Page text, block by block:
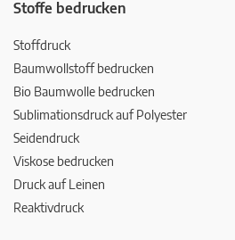
Stoffe bedrucken
Stoffdruck
Baumwollstoff bedrucken
Bio Baumwolle bedrucken
Sublimationsdruck auf Polyester
Seidendruck
Viskose bedrucken
Druck auf Leinen
Reaktivdruck